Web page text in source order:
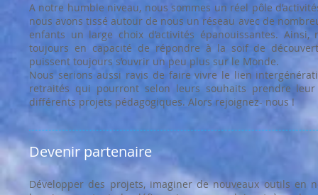
A notre humble niveau, nous sommes un réel pôle
nous avons tissé autour de nous un réseau avec de
enfants un large choix d’activités épanouissantes. Ainsi,
toujours en capacité de répondre à la soif de
puissent toujours s’ouvrir un peu plus sur le Monde.
Nous serions aussi ravis de faire vivre le lien
retraités qui pourront selon leurs souhaits prendre
différents projets pédagogiques. Alors rejoignez- nous !
Devenir partenaire
Développer des projets, imaginer de nouveaux outils en